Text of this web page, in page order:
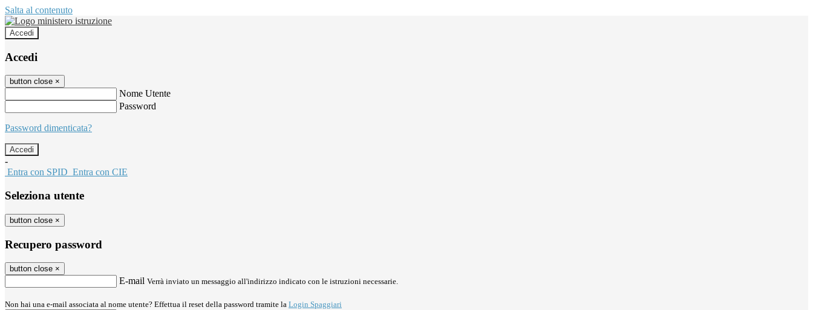
Salta al contenuto
Accedi
Accedi
button close ×
Nome Utente
Password
Password dimenticata?
-
Entra con SPID Entra con CIE
Seleziona utente
button close ×
Recupero password
button close ×
E-mail Verrà inviato un messaggio all'indirizzo indicato con le istruzioni necessarie.
Non hai una e-mail associata al nome utente? Effettua il reset della password tramite la Login Spaggiari